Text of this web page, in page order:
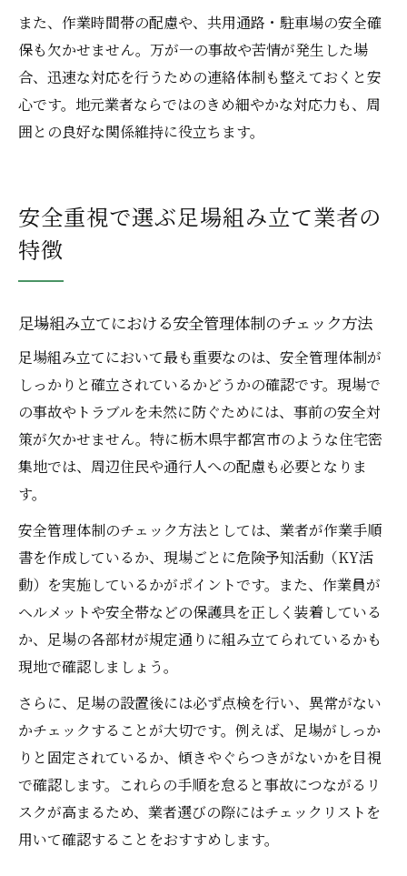
また、作業時間帯の配慮や、共用通路・駐車場の安全確
保も欠かせません。万が一の事故や苦情が発生した場
合、迅速な対応を行うための連絡体制も整えておくと安
心です。地元業者ならではのきめ細やかな対応力も、周
囲との良好な関係維持に役立ちます。
安全重視で選ぶ足場組み立て業者の
特徴
足場組み立てにおける安全管理体制のチェック方法
足場組み立てにおいて最も重要なのは、安全管理体制が
しっかりと確立されているかどうかの確認です。現場で
の事故やトラブルを未然に防ぐためには、事前の安全対
策が欠かせません。特に栃木県宇都宮市のような住宅密
集地では、周辺住民や通行人への配慮も必要となりま
す。
安全管理体制のチェック方法としては、業者が作業手順
書を作成しているか、現場ごとに危険予知活動（KY活
動）を実施しているかがポイントです。また、作業員が
ヘルメットや安全帯などの保護具を正しく装着している
か、足場の各部材が規定通りに組み立てられているかも
現地で確認しましょう。
さらに、足場の設置後には必ず点検を行い、異常がない
かチェックすることが大切です。例えば、足場がしっか
りと固定されているか、傾きやぐらつきがないかを目視
で確認します。これらの手順を怠ると事故につながるリ
スクが高まるため、業者選びの際にはチェックリストを
用いて確認することをおすすめします。